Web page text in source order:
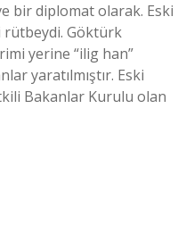
bir diplomat olarak. Eski
rütbeydi. Göktürk
yerine “ilig han”
yaratılmıştır. Eski
Bakanlar Kurulu olan